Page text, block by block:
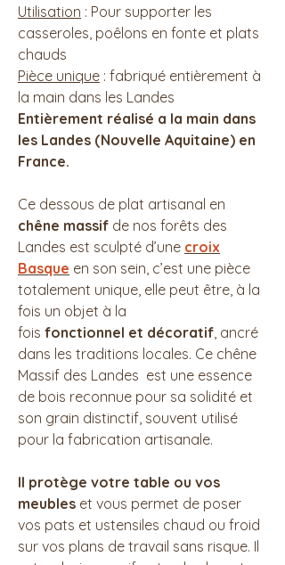
Utilisation : Pour supporter les
casseroles, poêlons en fonte et plats
chauds
Pièce unique : fabriqué entièrement à
la main dans les Landes
Entièrement réalisé a la main dans
les Landes (Nouvelle Aquitaine) en
France.
Ce dessous de plat artisanal en
chêne massif de nos forêts des
Landes est sculpté d’une croix
Basque en son sein, c’est une pièce
totalement unique, elle peut être, à la
fois un objet à la
fois fonctionnel et décoratif, ancré
dans les traditions locales. Ce chêne
Massif des Landes est une essence
de bois reconnue pour sa solidité et
son grain distinctif, souvent utilisé
pour la fabrication artisanale.
Il protège votre table ou vos
meubles et vous permet de poser
vos pats et ustensiles chaud ou froid
sur vos plans de travail sans risque. Il